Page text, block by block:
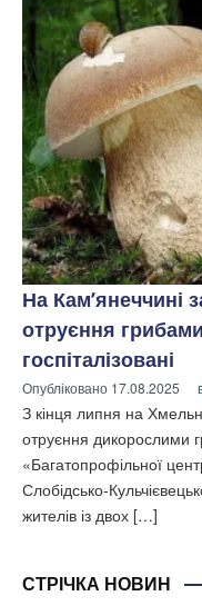
На Кам’янеччині
отруєння
госпіталізовані
Опубліковано 17.08.2025
З кінця липня на
отруєння дикорослими
«Багатопрофільної
Слобідсько-
жителів із двох […]
СТРІЧКА НОВИН